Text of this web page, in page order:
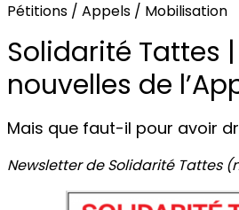
Pétitions / Appels / Mobilisation
Solidarité Tattes |
nouvelles de
Mais que faut-il pour avoir
Newsletter de Solidarité Tattes